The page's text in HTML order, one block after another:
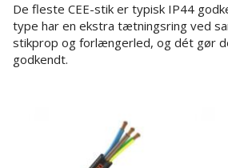
De fleste CEE-stik er typisk IP44
type har en ekstra tætningsring ved
stikprop og forlængerled, og dét gør
godkendt.